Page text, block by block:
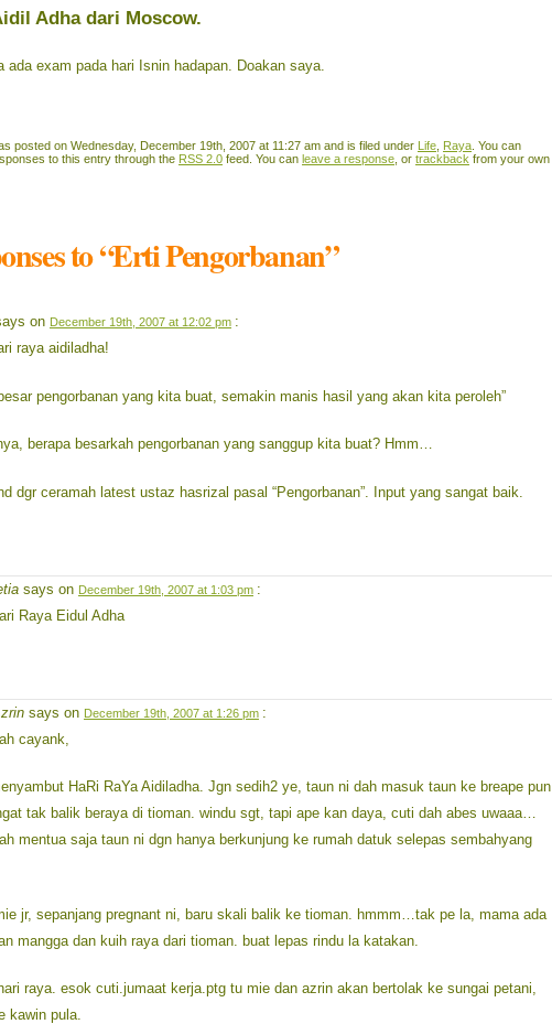
Adha dari Moscow.
ada exam pada hari Isnin hadapan. Doakan saya.
posted on Wednesday, December 19th, 2007 at 11:27 am and is filed under Life Raya . You can
to this entry through the RSS 2.0 feed. You can leave a response , or trackback from your own
to “Erti Pengorbanan”
on December 19th, 2007 at 12:02 pm :
raya aidiladha!
pengorbanan yang kita buat, semakin manis hasil yang akan kita peroleh”
berapa besarkah pengorbanan yang sanggup kita buat? Hmm…
dgr ceramah latest ustaz hasrizal pasal “Pengorbanan”. Input yang sangat baik.
says on December 19th, 2007 at 1:03 pm :
Raya Eidul Adha
says on December 19th, 2007 at 1:26 pm :
cayank,
HaRi RaYa Aidiladha. Jgn sedih2 ye, taun ni dah masuk taun ke breape pun
tak balik beraya di tioman. windu sgt, tapi ape kan daya, cuti dah abes uwaaa…
mentua saja taun ni dgn hanya berkunjung ke rumah datuk selepas sembahyang
jr, sepanjang pregnant ni, baru skali balik ke tioman. hmmm…tak pe la, mama ada
mangga dan kuih raya dari tioman. buat lepas rindu la katakan.
raya. esok cuti.jumaat kerja.ptg tu mie dan azrin akan bertolak ke sungai petani,
kawin pula.